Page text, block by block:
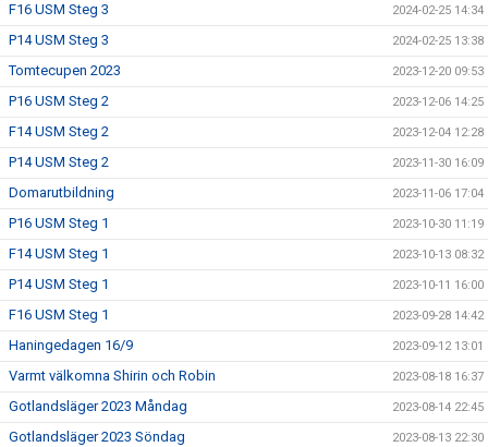
F16 USM Steg 3 2024-02-25 14:34
P14 USM Steg 3 2024-02-25 13:38
Tomtecupen 2023 2023-12-20 09:53
P16 USM Steg 2 2023-12-06 14:25
F14 USM Steg 2 2023-12-04 12:28
P14 USM Steg 2 2023-11-30 16:09
Domarutbildning 2023-11-06 17:04
P16 USM Steg 1 2023-10-30 11:19
F14 USM Steg 1 2023-10-13 08:32
P14 USM Steg 1 2023-10-11 16:00
F16 USM Steg 1 2023-09-28 14:42
Haningedagen 16/9 2023-09-12 13:01
Varmt välkomna Shirin och Robin 2023-08-18 16:37
Gotlandsläger 2023 Måndag 2023-08-14 22:45
Gotlandsläger 2023 Söndag 2023-08-13 22:30